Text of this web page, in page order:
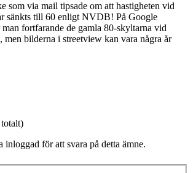
som via mail tipsade om att hastigheten vid
sänkts till 60 enligt NVDB! På Google
man fortfarande de gamla 80-skyltarna vid
men bilderna i streetview kan vara några år
inloggad för att svara på detta ämne.